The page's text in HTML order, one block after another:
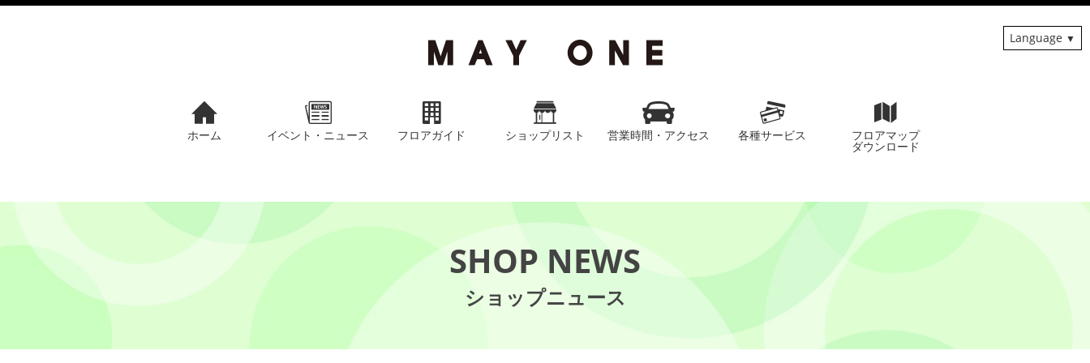
ホーム イベント・ニュース フロアガイド ショップリスト 営業時間・アクセス 各種サービス フロアマップ
ダウンロード
Language
SHOP NEWS